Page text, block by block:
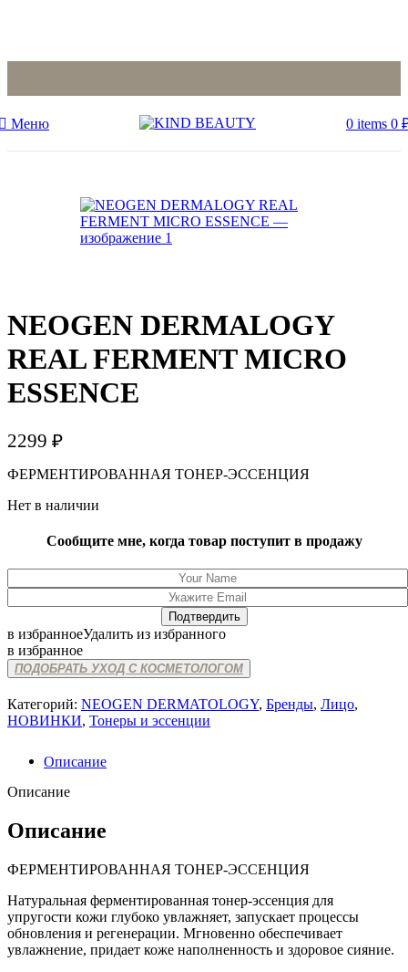
Меню 0 items 0
NEOGEN DERMALOGY
REAL FERMENT MICRO
ESSENCE
2299 ₽
ФЕРМЕНТИРОВАННАЯ ТОНЕР-ЭССЕНЦИЯ
Нет в наличии
Сообщите мне, когда товар поступит в продажу
в избранноеУдалить из избранного
в избранное
ПОДОБРАТЬ УХОД С КОСМЕТОЛОГОМ
Категорий: NEOGEN DERMATOLOGY, Бренды, Лицо,
НОВИНКИ, Тонеры и эссенции
Описание
Описание
Описание
ФЕРМЕНТИРОВАННАЯ ТОНЕР-ЭССЕНЦИЯ
Натуральная ферментированная тонер-эссенция для
упругости кожи глубоко увлажняет, запускает процессы
обновления и регенерации. Мгновенно обеспечивает
увлажнение, придает коже наполненность и здоровое сияние.